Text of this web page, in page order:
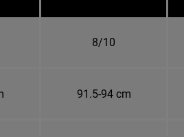
8/10
91.5-94 cm